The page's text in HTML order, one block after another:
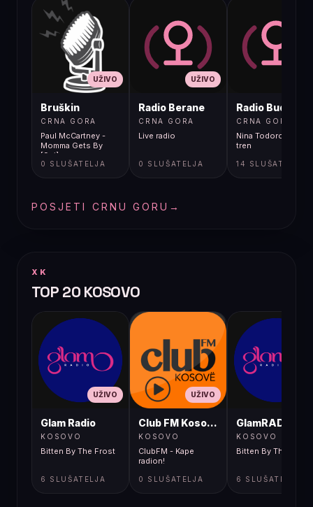
UŽIVO
Bruškin
CRNA GORA
Paul McCartney -
Momma Gets By
[9gj]
0 SLUŠATELJA
UŽIVO
Radio Berane
CRNA GORA
Live radio
0 SLUŠATELJA
Radio Budva
CRNA GORA
Nina Todorovic -
tren
14 SLUŠATELJA
POSJETI CRNU GORU →
XK
TOP 20 KOSOVO
UŽIVO
Glam Radio
KOSOVO
Bitten By The Frost
6 SLUŠATELJA
UŽIVO
Club FM Kosovë
KOSOVO
ClubFM - Kape
radion!
0 SLUŠATELJA
GlamRADIO
KOSOVO
Bitten By The Frost
6 SLUŠATELJA